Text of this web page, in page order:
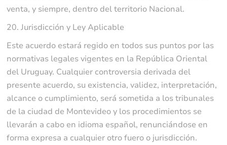
venta, y siempre, dentro del territorio Nacional.
20. Jurisdicción y Ley Aplicable
Este acuerdo estará regido en todos sus puntos por las
normativas legales vigentes en la República Oriental
del Uruguay. Cualquier controversia derivada del
presente acuerdo, su existencia, validez, interpretación,
alcance o cumplimiento, será sometida a los tribunales
de la ciudad de Montevideo y los procedimientos se
llevarán a cabo en idioma español, renunciándose en
forma expresa a cualquier otro fuero o jurisdicción.